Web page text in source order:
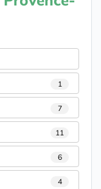
1
7
11
6
4